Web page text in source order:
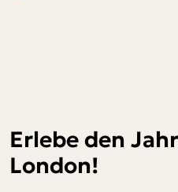
Erlebe den
London!